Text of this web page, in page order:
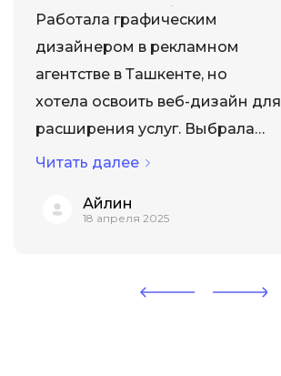
трендов в веб-дизайне и
работе с анимацией.
Работала графическим
дизайнером в рекламном
агентстве в Ташкенте, но
хотела освоить веб-дизайн для
расширения услуг. Выбрала
курс "Веб-дизайнер" в Interra.
структурирована - от основ
Figma. Самым сложным
Читать далее
Айлин
18 апреля 2025